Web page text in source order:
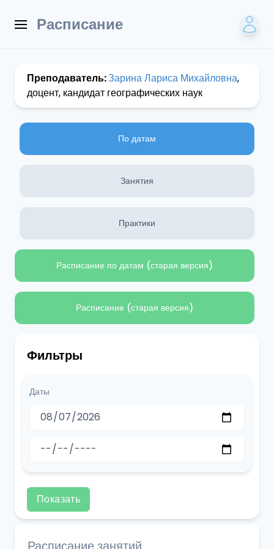
Расписание
Преподаватель:Зарина Лариса Михайловна,
доцент, кандидат географических наук
По датам
Занятия
Практики
Расписание по датам (старая версия)
Расписание (старая версия)
Фильтры
Даты
Показать